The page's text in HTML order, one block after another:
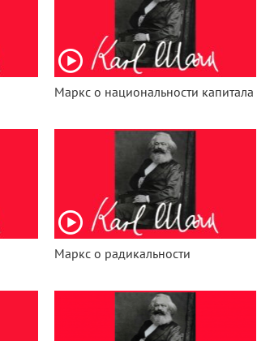
Маркс о национальности капитала
Маркс о радикальности